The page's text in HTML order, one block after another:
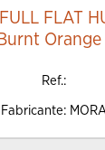
FLAT
Ref.:
Fabricante: MORA